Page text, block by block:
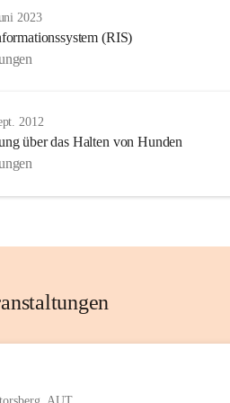
2023
(RIS)
2012
über das Halten von Hunden